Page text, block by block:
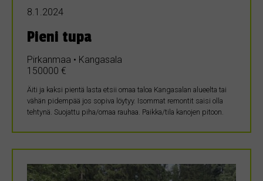
8.1.2024
Pieni tupa
Pirkanmaa • Kangasala
150000 €
Äiti ja kaksi pientä lasta etsii omaa taloa Kangasalan alueelta tai
vähän pidempää jos sopiva löytyy. Isommat remontit saisi olla
tehtynä. Suojattu piha/omaa rauhaa. Paikka/tila kanojen pitoon.